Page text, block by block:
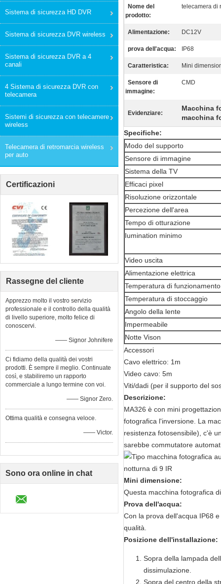
Sistema di sicurezza HD DVR
Sistema di sicurezza DVR wireless
Sistema di sicurezza DVR a 4
canali
4 Sistema di sicurezza DVR con
telecamera
Sistemi di sicurezza con telecamere
wireless
Telecamera di retromarcia wireless
per auto
Certificazioni
Rassegne del cliente
Apprezzo molto il vostro servizio
professionale e il controllo della qualità
di livello superiore, molto felice di
conoscervi.
—— Signor Johnifere
Ci fidiamo della qualità dei vostri
prodotti. È sempre il meglio. Continuate
così, e stabiliremo un rapporto
commerciale a lungo termine con voi.
—— Signor Zero.
Ottima qualità e consegna veloce.
—— Victor.
Sono ora online in chat
Nome del
prodotto:
telecamera di
Alimentazione: DC12V
prova dell'acqua: IP68
Caratteristica: Mini
Sensore di
immagine:
CMD
Evidenziare:
Macchina
macchina
Specifiche:
Modo del supporto
Sensore di immagine
Sistema della TV
Efficaci pixel
Risoluzione orizzontale
Percezione dell'area
Tempo di otturazione
Iumination minimo
Video uscita
Alimentazione elettrica
Temperatura di funzionamento
Temperatura di stoccaggio
Angolo della lente
Impermeabile
Notte Vison
Accessori
Cavo elettrico: 1m
Video cavo: 5m
Viti/dadi (per il supporto del
Descrizione:
MA326 è con mini
fotografica l'inversione. La
resistenza fotosensibile), c'è
sarebbe commutatore
Mini dimensione:
Questa macchina fotografica
Prova dell'acqua:
Con la prova dell'acqua IP68
qualità.
Posizione dell'installazione:
Sopra della lampada
dissimulazione.
Sopra del centro della